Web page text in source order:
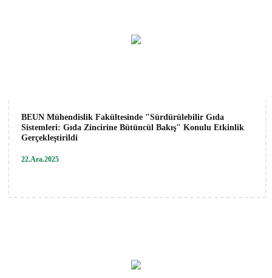
BEUN Mühendislik Fakültesinde "Sürdürülebilir Gıda
Sistemleri: Gıda Zincirine Bütüncül Bakış" Konulu Etkinlik
Gerçekleştirildi
22.Ara.2025